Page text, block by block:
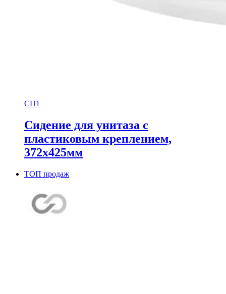
СП1
Сидение для унитаза с
пластиковым креплением,
372х425мм
ТОП продаж